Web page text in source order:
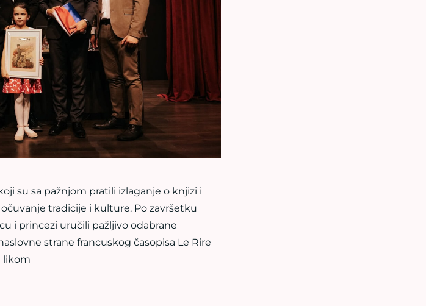
su sa pažnjom pratili izlaganje o knjizi i
tradicije i kulture. Po završetku
i princezi uručili pažljivo odabrane
strane francuskog časopisa Le Rire
likom